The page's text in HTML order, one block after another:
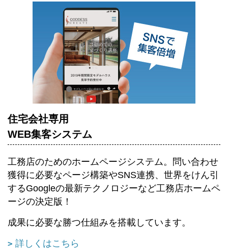
住宅会社専用
WEB集客システム
工務店のためのホームページシステム。 問い合わせ
獲得に必要なページ構築やSNS連携、世界をけん引
するGoogleの最新テクノロジーなど工務店ホームペ
ージの決定版！
成果に必要な勝つ仕組みを搭載しています。
詳しくはこちら